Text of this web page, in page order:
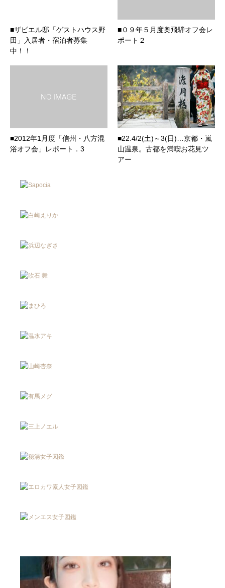
■ザビエル邸「ゲストハウス野
田」入居者・宿泊者募集
中！！
■０９年５月度奥飛騨オフ会レ
ポート２
■2012年1月度「信州・八方混
浴オフ会」レポート．3
■22.4/2(土)～3(日)…京都・嵐
山温泉。古都を満喫お花見ツ
アー